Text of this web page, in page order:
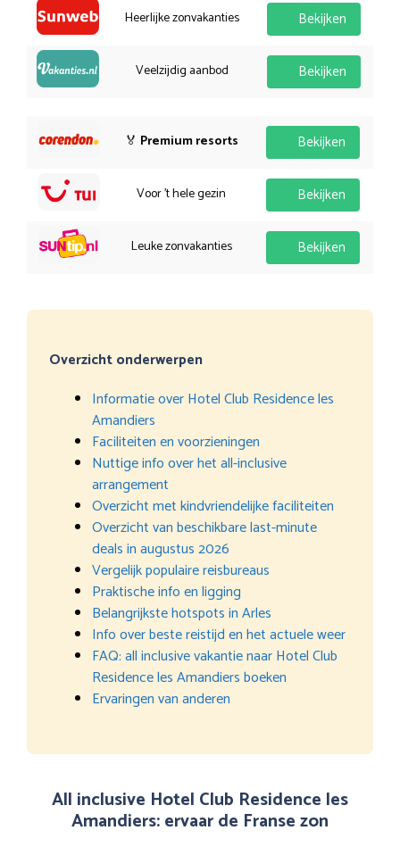
Heerlijke zonvakanties Bekijken
Veelzijdig aanbod Bekijken
🏅 Premium resorts Bekijken
Voor 't hele gezin Bekijken
Leuke zonvakanties Bekijken
Overzicht onderwerpen
Informatie over Hotel Club Residence les
Amandiers
Faciliteiten en voorzieningen
Nuttige info over het all-inclusive
arrangement
Overzicht met kindvriendelijke faciliteiten
Overzicht van beschikbare last-minute
deals in augustus 2026
Vergelijk populaire reisbureaus
Praktische info en ligging
Belangrijkste hotspots in Arles
Info over beste reistijd en het actuele weer
FAQ: all inclusive vakantie naar Hotel Club
Residence les Amandiers boeken
Ervaringen van anderen
All inclusive Hotel Club Residence les
Amandiers: ervaar de Franse zon